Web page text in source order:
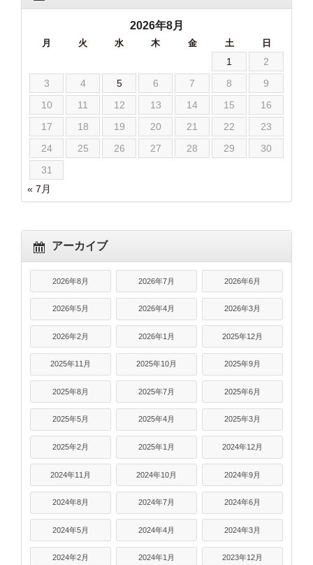
2026年8月
月 火 水 木 金 土 日
1
2
3
4 5 6 7 8
9
10
11 12 13 14 15
16
17
18 19 20 21 22
23
24
25 26 27 28 29
30
31
« 7月
アーカイブ
2026年8月 2026年7月 2026年6月
2026年5月 2026年4月 2026年3月
2026年2月 2026年1月 2025年12月
2025年11月 2025年10月 2025年9月
2025年8月 2025年7月 2025年6月
2025年5月 2025年4月 2025年3月
2025年2月 2025年1月 2024年12月
2024年11月 2024年10月 2024年9月
2024年8月 2024年7月 2024年6月
2024年5月 2024年4月 2024年3月
2024年2月 2024年1月 2023年12月